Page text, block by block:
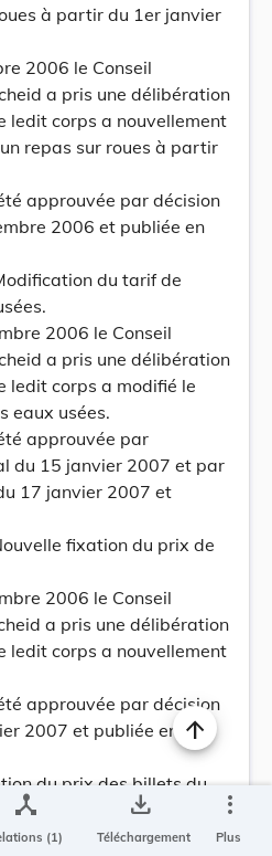
à partir du 1er janvier
2006 le Conseil
a pris une délibération
ledit corps a nouvellement
repas sur roues à partir
approuvée par décision
2006 et publiée en
du tarif de
2006 le Conseil
a pris une délibération
ledit corps a modifié le
eaux usées.
approuvée par
du 15 janvier 2007 et par
17 janvier 2007 et
fixation du prix de
2006 le Conseil
a pris une délibération
ledit corps a nouvellement
approuvée par décision
2007 et publiée en due
du prix des billets du
2006 le Conseil
device_hub
(1)
save_alt
Téléchargement
more_vert
Plus